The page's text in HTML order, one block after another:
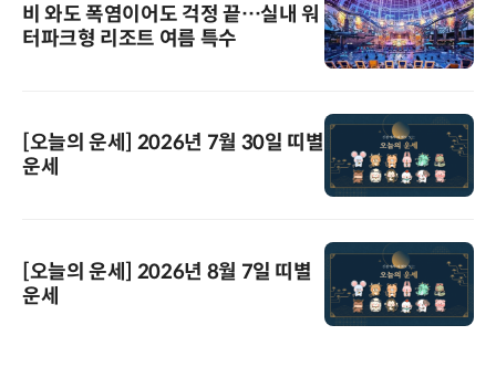
비 와도 폭염이어도 걱정 끝…실내 워
터파크형 리조트 여름 특수
[오늘의 운세] 2026년 7월 30일 띠별
운세
[오늘의 운세] 2026년 8월 7일 띠별
운세